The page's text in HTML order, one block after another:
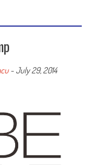
-July 29, 2014